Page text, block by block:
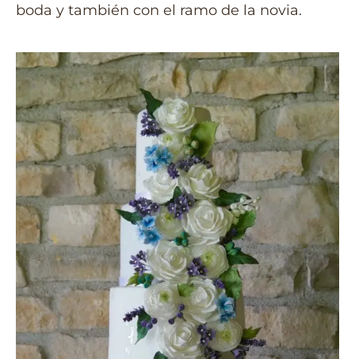
boda y también con el ramo de la novia.